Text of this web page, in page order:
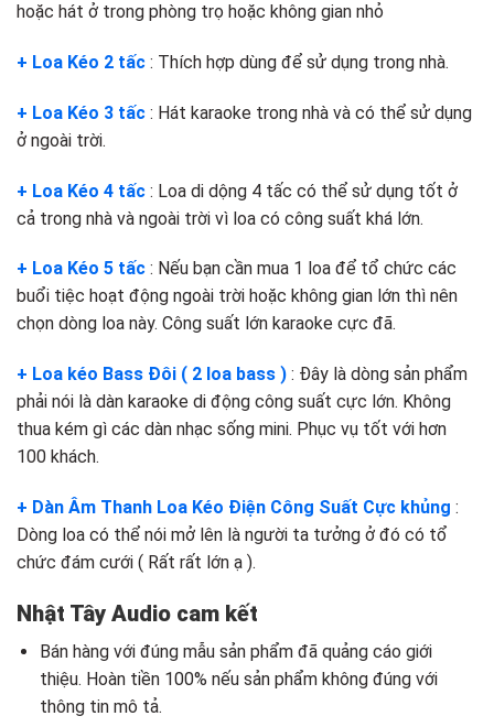
hoặc hát ở trong phòng trọ hoặc không gian nhỏ
+ Loa Kéo 2 tấc : Thích hợp dùng để sử dụng trong nhà.
+ Loa Kéo 3 tấc : Hát karaoke trong nhà và có thể sử dụng
ở ngoài trời.
+ Loa Kéo 4 tấc : Loa di dộng 4 tấc có thể sử dụng tốt ở
cả trong nhà và ngoài trời vì loa có công suất khá lớn.
+ Loa Kéo 5 tấc : Nếu bạn cần mua 1 loa để tổ chức các
buổi tiệc hoạt động ngoài trời hoặc không gian lớn thì nên
chọn dòng loa này. Công suất lớn karaoke cực đã.
+ Loa kéo Bass Đôi ( 2 loa bass ) : Đây là dòng sản phẩm
phải nói là dàn karaoke di động công suất cực lớn. Không
thua kém gì các dàn nhạc sống mini. Phục vụ tốt với hơn
100 khách.
+ Dàn Âm Thanh Loa Kéo Điện Công Suất Cực khủng :
Dòng loa có thể nói mở lên là người ta tưởng ở đó có tổ
chức đám cưới ( Rất rất lớn ạ ).
Nhật Tây Audio cam kết
Bán hàng với đúng mẫu sản phẩm đã quảng cáo giới
thiệu. Hoàn tiền 100% nếu sản phẩm không đúng với
thông tin mô tả.